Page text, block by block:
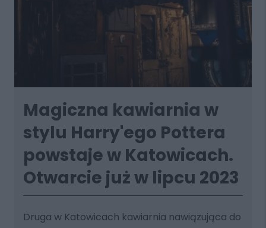
Magiczna kawiarnia w
stylu Harry'ego Pottera
powstaje w Katowicach.
Otwarcie już w lipcu 2023
Druga w Katowicach kawiarnia nawiązująca do